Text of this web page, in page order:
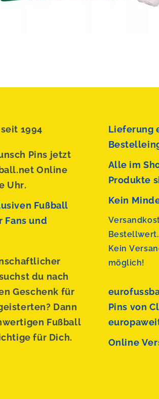
1994
Pins jetzt
Online
Uhr.
Fußball
Fans und
du nach
Geschenk für
Dann
Fußball
für Dich.
Lieferung
Alle im
Produkte
Kein
Bestellwert.
Kein
möglich!
Pins von
Online